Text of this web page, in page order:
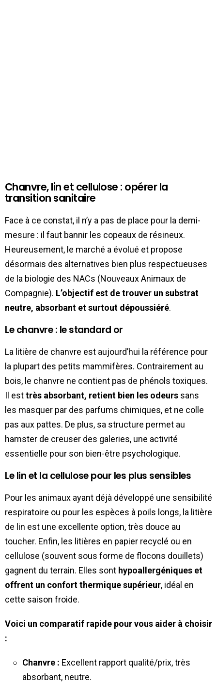
Chanvre, lin et cellulose : opérer la
transition sanitaire
Face à ce constat, il n’y a pas de place pour la demi-
mesure : il faut bannir les copeaux de résineux.
Heureusement, le marché a évolué et propose
désormais des alternatives bien plus respectueuses
de la biologie des NACs (Nouveaux Animaux de
Compagnie). L’objectif est de trouver un substrat
neutre, absorbant et surtout dépoussiéré.
Le chanvre : le standard or
La litière de chanvre est aujourd’hui la référence pour
la plupart des petits mammifères. Contrairement au
bois, le chanvre ne contient pas de phénols toxiques.
Il esttrès absorbant, retient bien les odeurs sans
les masquer par des parfums chimiques, et ne colle
pas aux pattes. De plus, sa structure permet au
hamster de creuser des galeries, une activité
essentielle pour son bien-être psychologique.
Le lin et la cellulose pour les plus sensibles
Pour les animaux ayant déjà développé une sensibilité
respiratoire ou pour les espèces à poils longs, la litière
de lin est une excellente option, très douce au
toucher. Enfin, les litières en papier recyclé ou en
cellulose (souvent sous forme de flocons douillets)
gagnent du terrain. Elles sont hypoallergéniques et
offrent un confort thermique supérieur, idéal en
cette saison froide.
Voici un comparatif rapide pour vous aider à choisir
:
Chanvre : Excellent rapport qualité/prix, très
absorbant, neutre.